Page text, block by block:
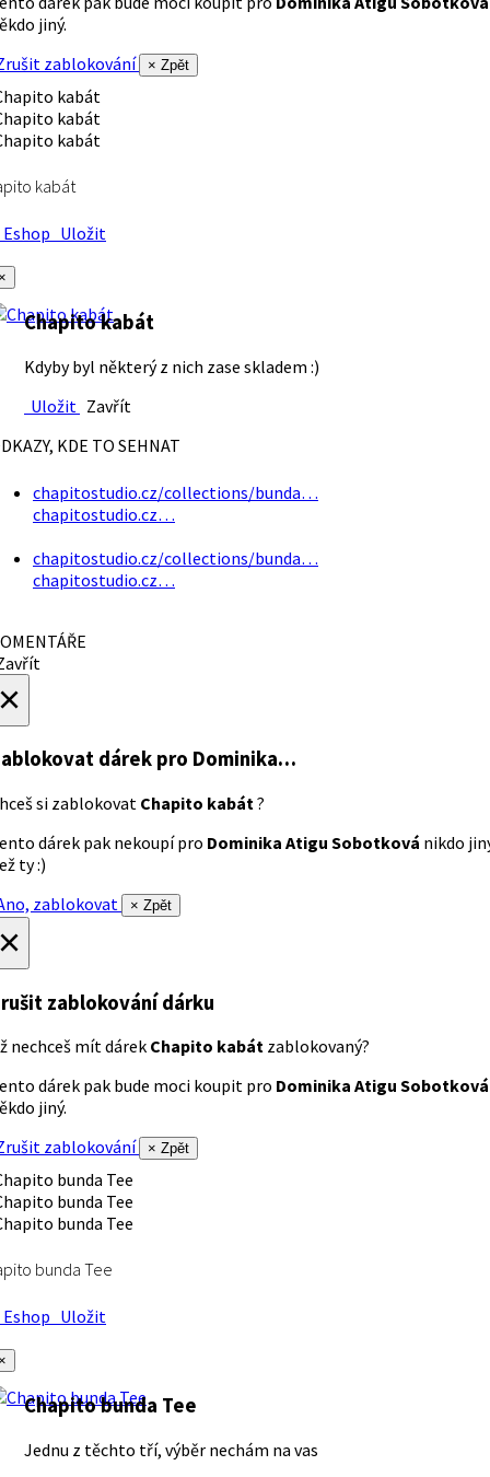
jiný.
zablokování
× Zpět
kabát
Uložit
Chapito kabát
Kdyby byl některý z nich zase skladem :)
Uložit Zavřít
KDE TO SEHNAT
chapitostudio.cz/collections/bunda…
chapitostudio.cz…
chapitostudio.cz/collections/bunda…
chapitostudio.cz…
dárek pro Dominika…
si zablokovat Chapito kabát ?
dárek pak nekoupí pro Dominika Atigu Sobotková nikdo
ty :)
zablokovat
× Zpět
zablokování dárku
nechceš mít dárek Chapito kabát zablokovaný?
dárek pak bude moci koupit pro Dominika Atigu Sobotková
jiný.
zablokování
× Zpět
bunda Tee
Uložit
Chapito bunda Tee
Jednu z těchto tří, výběr nechám na vas